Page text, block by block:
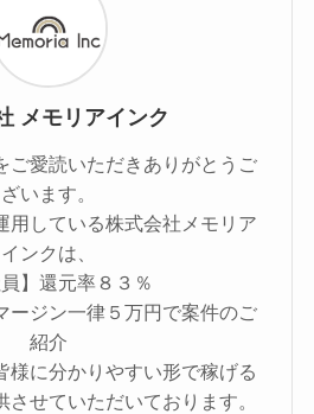
メモリアインク
ご愛読いただきありがとうご
ざいます。
用している株式会社メモリア
インクは、
員】還元率８３％
ージン一律５万円で案件のご
紹介
様に分かりやすい形で稼げる
せていただいております。